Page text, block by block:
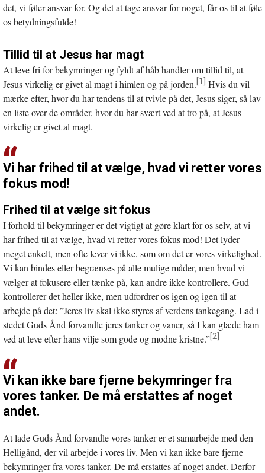
det, vi føler ansvar for. Og det at tage ansvar for noget, får os til at føle
os betydningsfulde!
Tillid til at Jesus har magt
At leve fri for bekymringer og fyldt af håb handler om tillid til, at
Jesus virkelig er givet al magt i himlen og på jorden.[1] Hvis du vil
mærke efter, hvor du har tendens til at tvivle på det, Jesus siger, så lav
en liste over de områder, hvor du har svært ved at tro på, at Jesus
virkelig er givet al magt.
Vi har frihed til at vælge, hvad vi retter vores
fokus mod!
Frihed til at vælge sit fokus
I forhold til bekymringer er det vigtigt at gøre klart for os selv, at vi
har frihed til at vælge, hvad vi retter vores fokus mod! Det lyder
meget enkelt, men ofte lever vi ikke, som om det er vores virkelighed.
Vi kan bindes eller begrænses på alle mulige måder, men hvad vi
vælger at fokusere eller tænke på, kan andre ikke kontrollere. Gud
kontrollerer det heller ikke, men udfordrer os igen og igen til at
arbejde på det: ”Jeres liv skal ikke styres af verdens tankegang. Lad i
stedet Guds Ånd forvandle jeres tanker og vaner, så I kan glæde ham
ved at leve efter hans vilje som gode og modne kristne.”[2]
Vi kan ikke bare fjerne bekymringer fra
vores tanker. De må erstattes af noget
andet.
At lade Guds Ånd forvandle vores tanker er et samarbejde med den
Helligånd, der vil arbejde i vores liv. Men vi kan ikke bare fjerne
bekymringer fra vores tanker. De må erstattes af noget andet. Derfor